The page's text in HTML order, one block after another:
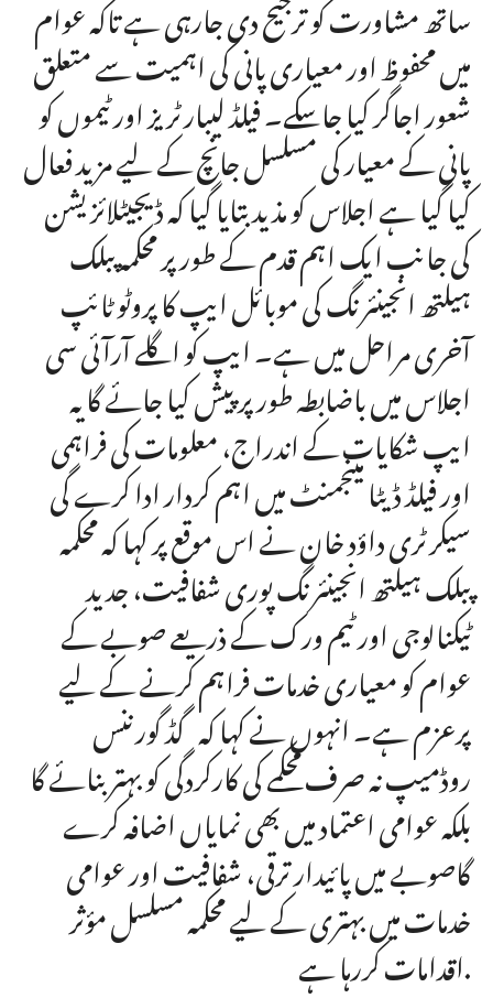
ساتھ مشاورت کو ترجیح دی جارہی ہے تاکہ عوام
میں محفوظ اور معیاری پانی کی اہمیت سے متعلق
شعور اجاگر کیا جاسکے۔ فیلڈ لیبارٹریز اور ٹیموں کو
پانی کے معیار کی مسلسل جانچ کے لیے مزید فعال
کیا گیا ہے اجلاس کو مذید بتایا گیا کہ ڈیجیٹلائزیشن
کی جانب ایک اہم قدم کے طور پر محکمہ پبلک
ہیلتھ انجینئرنگ کی موبائل ایپ کا پروٹو ٹائپ
آخری مراحل میں ہے۔ ایپ کو اگلے آرآئی سی
اجلاس میں باضابطہ طور پر پیش کیا جائے گا یہ
ایپ شکایات کے اندراج، معلومات کی فراہمی
اور فیلڈ ڈیٹا مینجمنٹ میں اہم کردار ادا کرے گی
سیکرٹری داؤد خان نے اس موقع پر کہا کہ محکمہ
پبلک ہیلتھ انجینئرنگ پوری شفافیت، جدید
ٹیکنالوجی اور ٹیم ورک کے ذریعے صوبے کے
عوام کو معیاری خدمات فراہم کرنے کے لیے
پرعزم ہے۔ انہوں نے کہا کہ گڈ گورننس
روڈمیپ نہ صرف محکمے کی کارکردگی کو بہتر بنائے گا
بلکہ عوامی اعتماد میں بھی نمایاں اضافہ کرے
گاصوبے میں پائیدار ترقی، شفافیت اور عوامی
خدمات میں بہتری کے لیے محکمہ مسلسل مؤثر
اقدامات کررہا ہے.